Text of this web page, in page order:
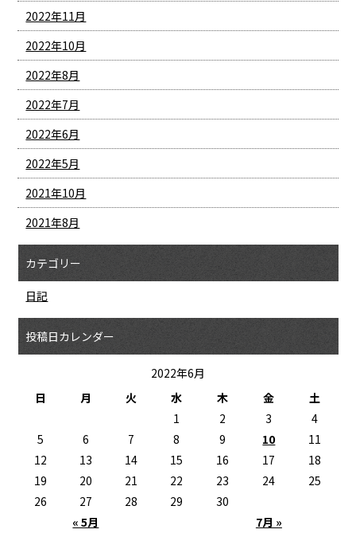
2022年11月
2022年10月
2022年8月
2022年7月
2022年6月
2022年5月
2021年10月
2021年8月
カテゴリー
日記
投稿日カレンダー
2022年6月
日
月 火 水 木 金 土
« 5月 7月 »
1 2 3
4
5
6 7 8 9 10
11
12
13 14 15 16 17
18
19
20 21 22 23 24
25
26
27 28 29 30